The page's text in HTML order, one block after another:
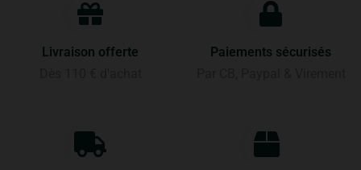
Livraison offerte
Paiements sécurisés